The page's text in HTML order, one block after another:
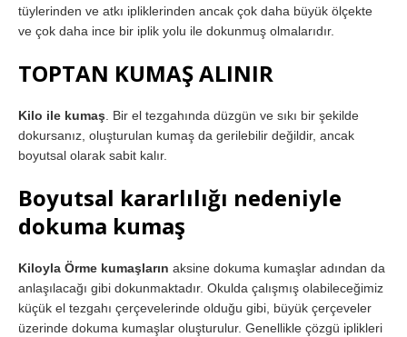
tüylerinden ve atkı ipliklerinden ancak çok daha büyük ölçekte
ve çok daha ince bir iplik yolu ile dokunmuş olmalarıdır.
TOPTAN KUMAŞ ALINIR
Kilo ile kumaş . Bir el tezgahında düzgün ve sıkı bir şekilde
dokursanız, oluşturulan kumaş da gerilebilir değildir, ancak
boyutsal olarak sabit kalır.
Boyutsal kararlılığı nedeniyle
dokuma kumaş
Kiloyla Örme kumaşların aksine dokuma kumaşlar adından da
anlaşılacağı gibi dokunmaktadır. Okulda çalışmış olabileceğimiz
küçük el tezgahı çerçevelerinde olduğu gibi, büyük çerçeveler
üzerinde dokuma kumaşlar oluşturulur. Genellikle çözgü iplikleri